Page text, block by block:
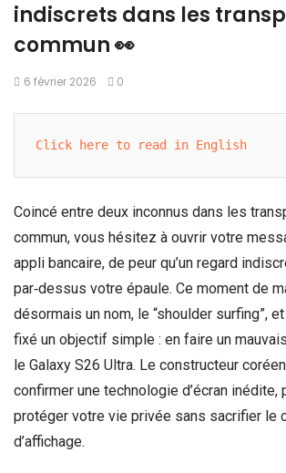
indiscrets dans les
commun 👀
6 février 2026 0
Click here to read in English
Coincé entre deux inconnus dans les
commun, vous hésitez à ouvrir votre
appli bancaire, de peur qu’un regard
par‑dessus votre épaule. Ce moment de
désormais un nom, le “shoulder surfing”,
fixé un objectif simple : en faire un
le Galaxy S26 Ultra. Le constructeur
confirmer une technologie d’écran inédite,
protéger votre vie privée sans sacrifier le
d’affichage.